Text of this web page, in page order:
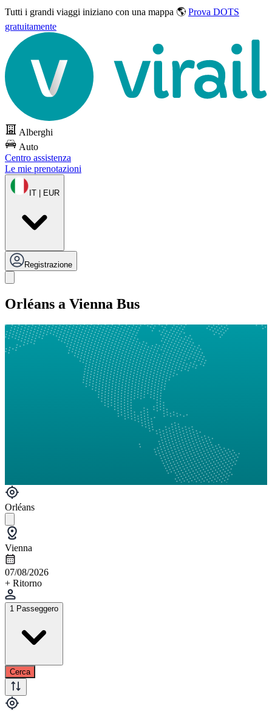
Tutti i grandi viaggi iniziano con una mappa 🌎 Prova DOTS
gratuitamente
Alberghi
Auto
Centro assistenza
Le mie prenotazioni
IT | EUR
Registrazione
Orléans a Vienna Bus
Orléans
Vienna
07/08/2026
+ Ritorno
1 Passeggero
Cerca